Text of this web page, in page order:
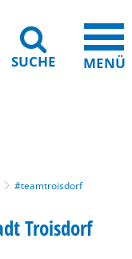
SUCHE MENÜ
#teamtroisdorf
Troisdorf